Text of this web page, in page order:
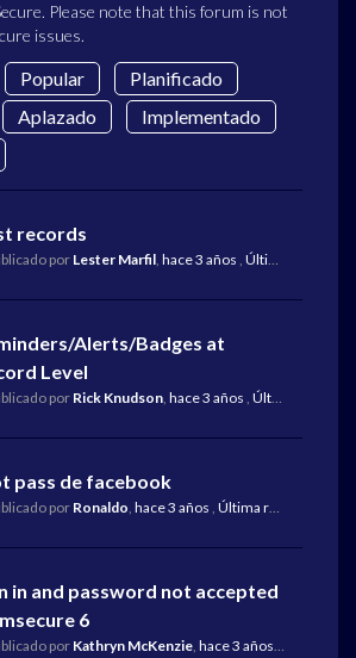
Please note that this forum is not
issues.
Popular
Planificado
Aplazado
Implementado
records
por Lester Marfil, hace 3 años , Última respuesta
Alerts/Badges at
Level
por Rick Knudson, hace 3 años , Última respuesta
pass de facebook
por Ronaldo, hace 3 años , Última respuesta
in and password not accepted
6
por Kathryn McKenzie, hace 3 años,Última